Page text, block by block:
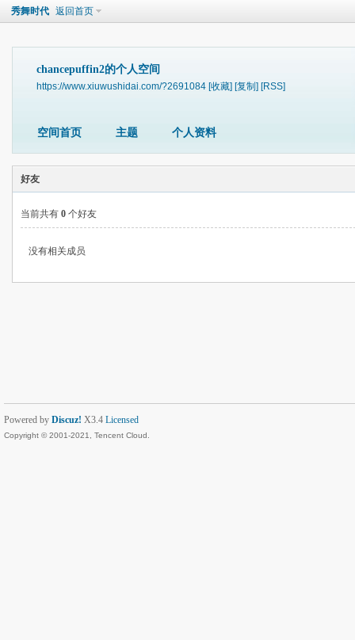
秀舞时代 返回首页
chancepuffin2的个人空间
https://www.xiuwushidai.com/?2691084 [收藏] [复制] [RSS]
空间首页 主题 个人资料
好友
当前共有 0 个好友
没有相关成员
Powered by Discuz! X3.4 Licensed
Copyright © 2001-2021, Tencent Cloud.